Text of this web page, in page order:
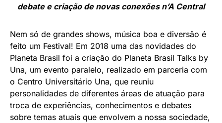
debate e criação de novas conexões n’A Central
Nem só de grandes shows, música boa e diversão é
feito um Festival! Em 2018 uma das novidades do
Planeta Brasil foi a criação do Planeta Brasil Talks by
Una, um evento paralelo, realizado em parceria com
o Centro Universitário Una, que reuniu
personalidades de diferentes áreas de atuação para
troca de experiências, conhecimentos e debates
sobre temas atuais que envolvem a nossa sociedade,